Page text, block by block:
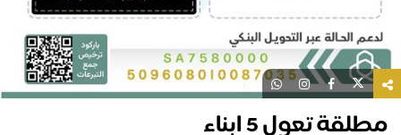
مطلقة تعول 5 ابناء